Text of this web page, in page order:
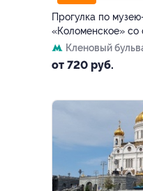
Прогулка по
«Коломенское» со
Кленовый
от 720 руб.